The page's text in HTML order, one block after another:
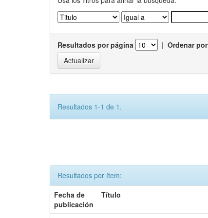
Resultados por página | Ordenar por
Resultados 1-1 de 1.
Resultados por ítem:
Fecha de
publicación
Título